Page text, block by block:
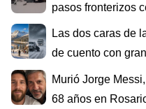
pasos fronterizos
Las dos caras de
de cuento con
Murió Jorge
68 años en